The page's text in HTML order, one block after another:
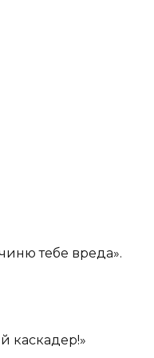
тебе вреда».
каскадер!»